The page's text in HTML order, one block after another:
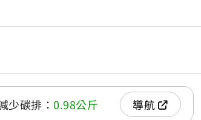
少碳排： 0.98公斤 導航